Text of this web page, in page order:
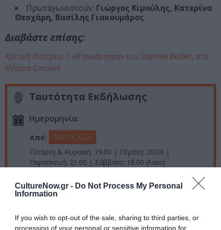
CultureNow.gr - Do Not Process My Personal
Information
If you wish to opt-out of the sale, sharing to third parties, or
processing of your personal or sensitive information for
Πρωταγωνιστούν: Γιώργος Κιμούλης, Κατερίνα
Θεοχάρη, Βασίλης Γιακουμάρος
Διαβάστε επίσης:
Κριτική Θεάτρου | «Η συνάντηση» του Stephen Belber, στο
Θέατρο Coronet
Ταυτότητα Εκδήλωσης
Ημερομηνία:
Από:
04/10/2025
Τετάρτη & Κυριακή: 19:00 | Πέμπτη: 20:00 |
Παρασκευή: 21:00 | Σάββατο: 18:00 (λαϊκή
Τοποθεσία: